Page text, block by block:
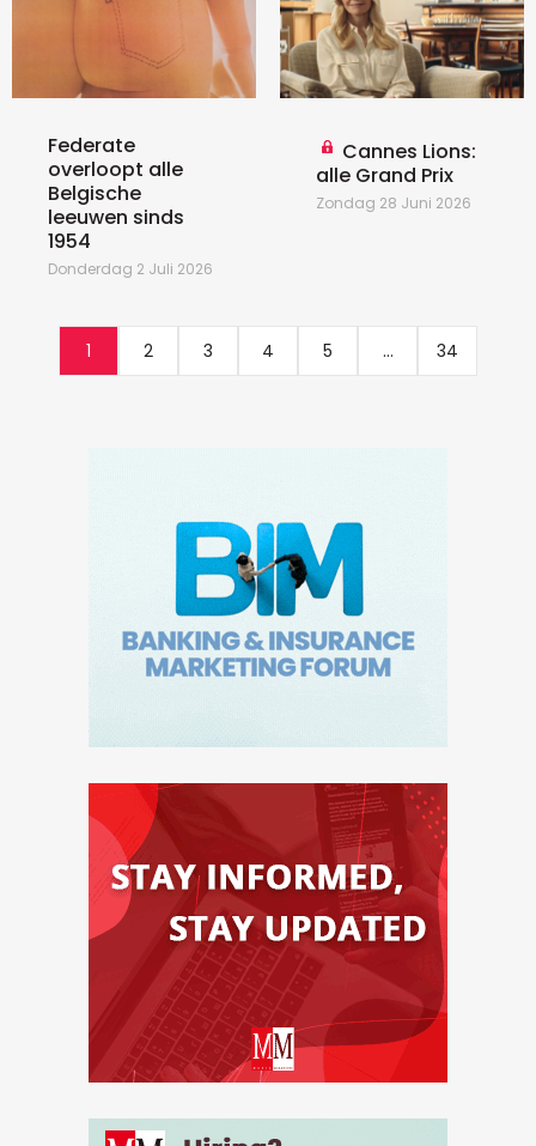
Federate
overloopt alle
Belgische
leeuwen sinds
1954
Donderdag 2 Juli 2026
Cannes Lions:
alle Grand Prix
Zondag 28 Juni 2026
1 2 3 4 5 ... 34